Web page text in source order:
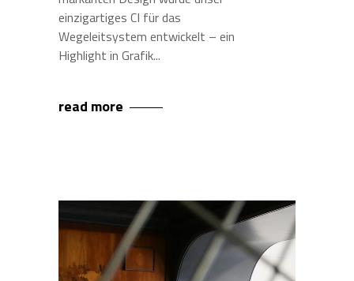
einzigartiges CI für das
Wegeleitsystem entwickelt – ein
Highlight in Grafik
read more